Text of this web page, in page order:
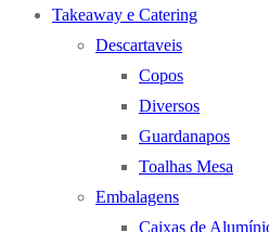
Takeaway e Catering
Descartaveis
Copos
Diversos
Guardanapos
Toalhas Mesa
Embalagens
Caixas de